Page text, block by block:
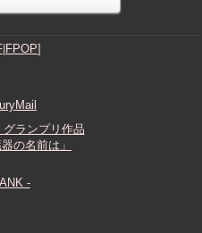
|FPOP]
ランプリ作品
の名前は」
-